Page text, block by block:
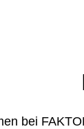
bei